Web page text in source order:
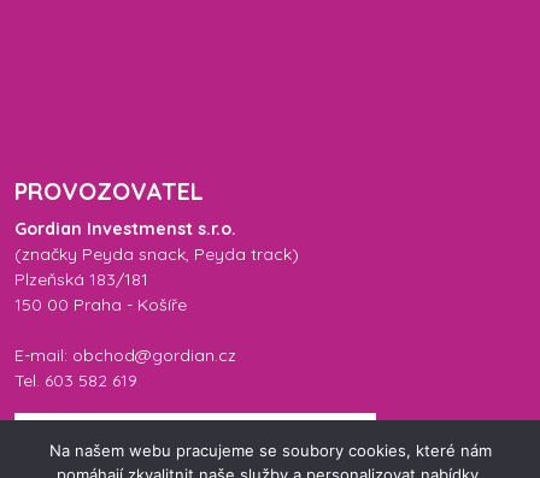
PROVOZOVATEL
Gordian Investmenst s.r.o.
(značky Peyda snack, Peyda track)
Plzeňská 183/181
150 00 Praha - Košíře
E-mail: obchod@gordian.cz
Tel. 603 582 619
Na našem webu pracujeme se soubory cookies, které nám